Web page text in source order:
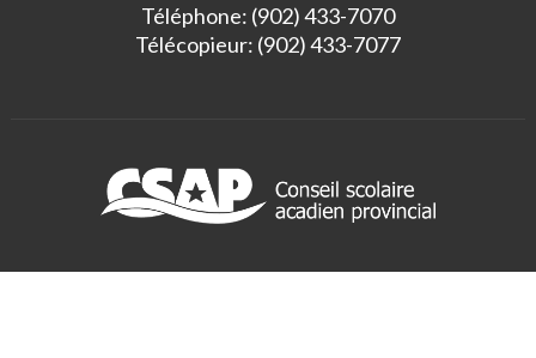
Téléphone: (902) 433-7070
Télécopieur: (902) 433-7077